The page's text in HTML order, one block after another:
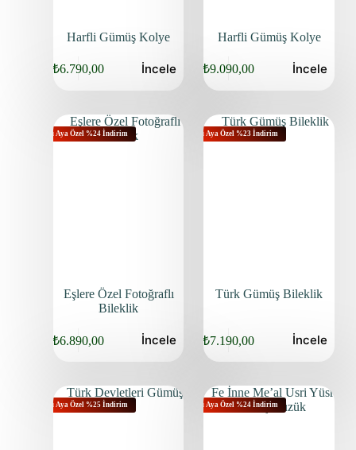
Harfli Gümüş Kolye
₺6.790,00 İncele
Harfli Gümüş Kolye
₺9.090,00 İncele
Bu Aya Özel %24 İndirim
Eşlere Özel Fotoğraflı
Bileklik
₺6.890,00 İncele
Bu Aya Özel %23 İndirim
Türk Gümüş Bileklik
₺7.190,00 İncele
Bu Aya Özel %25 İndirim Bu Aya Özel %24 İndirim